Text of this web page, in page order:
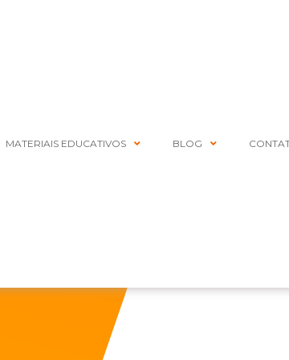
MATERIAIS EDUCATIVOS BLOG